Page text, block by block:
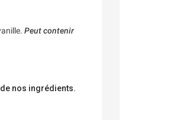
Peut contenir
nos ingrédients.